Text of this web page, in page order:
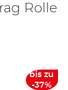
Rolle
bis zu
-37%